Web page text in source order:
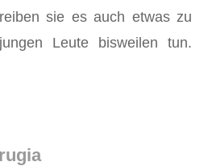
sie es auch etwas zu
Leute bisweilen tun.